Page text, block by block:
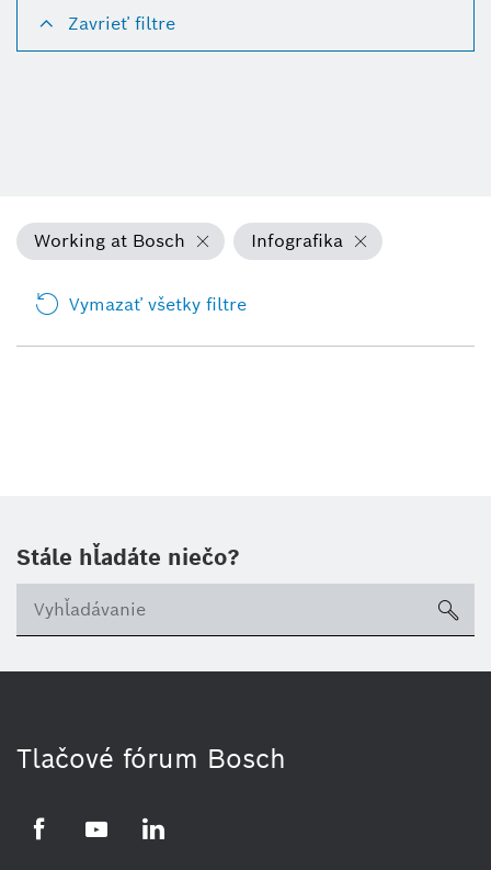
Zavrieť filtre
Working at Bosch Infografika
Vymazať všetky filtre
Stále hľadáte niečo?
Tlačové fórum Bosch